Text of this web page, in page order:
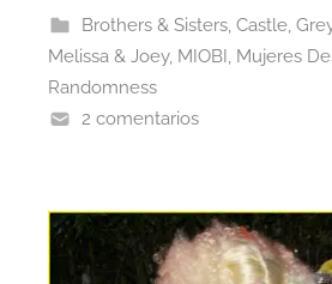
Brothers & Sisters, Castle,
Melissa & Joey, MIOBI Mujeres
Randomness
2 comentarios